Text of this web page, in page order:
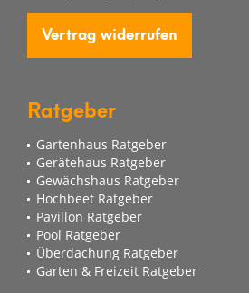
Vertrag widerrufen
Ratgeber
Gartenhaus Ratgeber
Gerätehaus Ratgeber
Gewächshaus Ratgeber
Hochbeet Ratgeber
Pavillon Ratgeber
Pool Ratgeber
Überdachung Ratgeber
Garten & Freizeit Ratgeber